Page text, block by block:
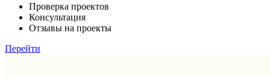
Проверка проектов
Консультация
Отзывы на проекты
Перейти